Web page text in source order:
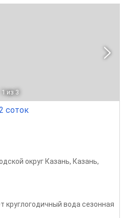
1 из 3
соток
округ Казань, Казань,
круглогодичный вода сезонная